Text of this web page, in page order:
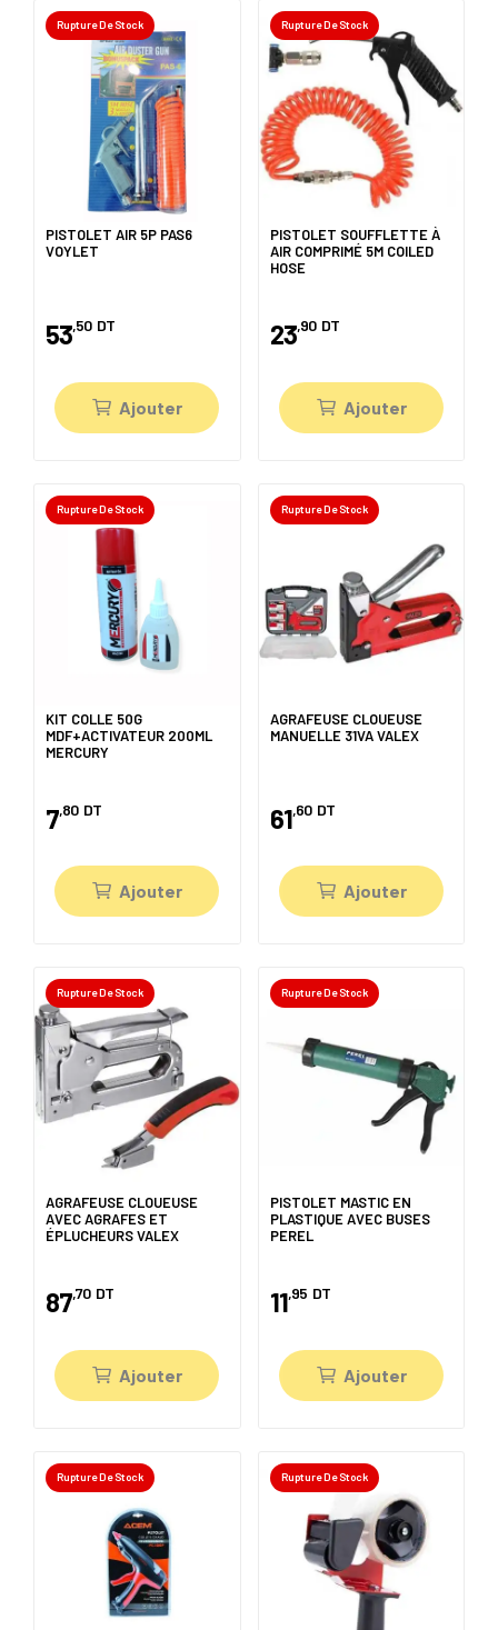
Rupture De Stock
PISTOLET AIR 5P PAS6
VOYLET
53,50 DT
Ajouter
Rupture De Stock
PISTOLET SOUFFLETTE À
AIR COMPRIMÉ 5M COILED
HOSE
23,90 DT
Ajouter
Rupture De Stock
KIT COLLE 50G
MDF+ACTIVATEUR 200ML
MERCURY
7,80 DT
Ajouter
Rupture De Stock
AGRAFEUSE CLOUEUSE
MANUELLE 31VA VALEX
61,60 DT
Ajouter
Rupture De Stock
AGRAFEUSE CLOUEUSE
AVEC AGRAFES ET
ÉPLUCHEURS VALEX
87,70 DT
Ajouter
Rupture De Stock
PISTOLET MASTIC EN
PLASTIQUE AVEC BUSES
PEREL
11,95 DT
Ajouter
Rupture De Stock Rupture De Stock